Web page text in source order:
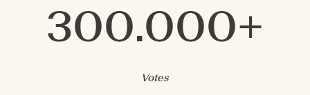
300.000+
Votes